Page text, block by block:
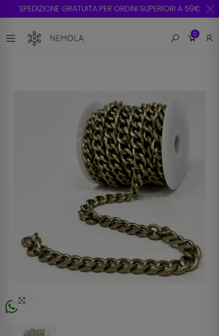
SPEDIZIONE GRATUITA PER ORDINI SUPERIORI A 59€
0